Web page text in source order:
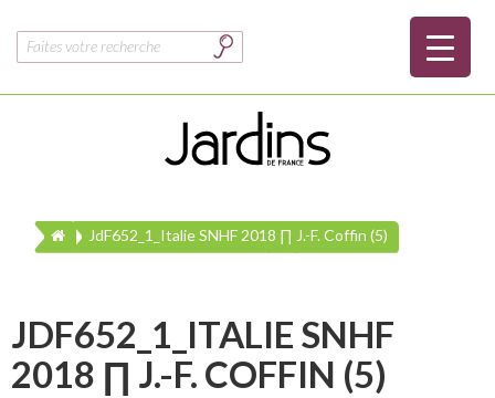
Rechercher :
JdF652_1_Italie SNHF 2018 ∏ J.-F. Coffin (5)
JDF652_1_ITALIE SNHF
2018 ∏ J.-F. COFFIN (5)